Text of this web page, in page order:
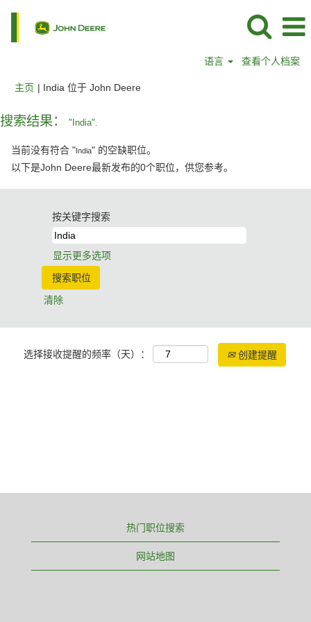
语言 查看个人档案
主页 | India 位于 John Deere（当
搜索结果： "India".
当前没有符合 "India" 的空缺职位。
以下是John Deere最新发布的0个职位，供您参考。
按关键字搜索
显示更多选项
清除
选择接收提醒的频率（天）： 创建提醒
热门职位搜索
网站地图